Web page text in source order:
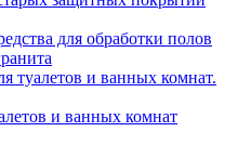
для обработки полов
туалетов и ванных комнат.
и ванных комнат